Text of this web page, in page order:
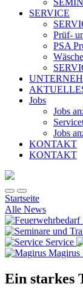
SERVICE
Prüf-
PSA
Jobs
Jobs
Jobs
KONTAKT
KONTAKT
Startseite
Alle News
Service
Magirus
Ein starkes